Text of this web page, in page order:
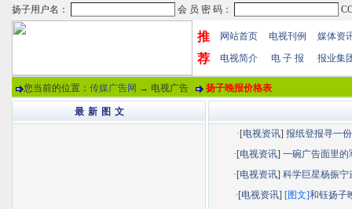
推
荐
网站首页 电视刊例
媒体资
电视简介
电 子 报 报业集
您当前的位置： 传媒广告网 → 电视广告 扬子晚报价格表
·[电视资讯] 报纸登报寻一份
·[电视资讯]一碗广告面里的
·[电视资讯]科学巨星杨振宁
·[电视资讯] [图文]和钰扬子
最 新 图 文